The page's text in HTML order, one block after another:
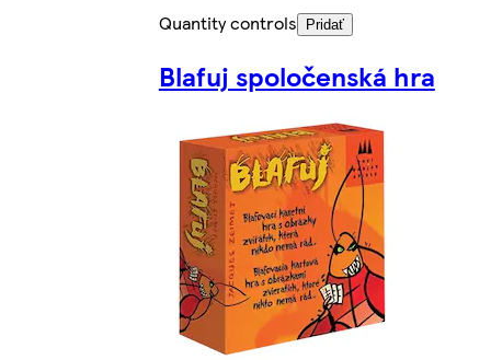
Quantity controls
Pridať
Blafuj spoločenská hra